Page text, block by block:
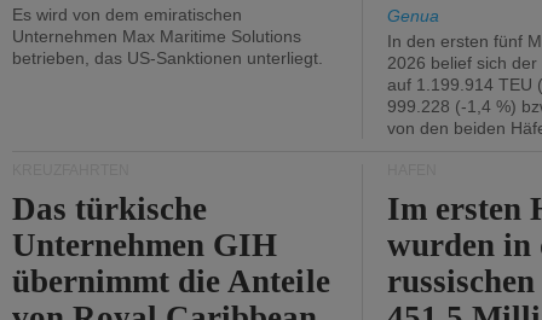
Es wird von dem emiratischen
Unternehmen Max Maritime Solutions
betrieben, das US-Sanktionen unterliegt.
Genua
In den ersten fünf
2026 belief sich
auf 1.199.914 TEU
999.228 (-1,4 %)
von den beiden
Das türkische
Unternehmen GIH
übernimmt die Anteile
Im ersten
wurden in